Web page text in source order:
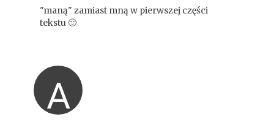
"maną" zamiast mną w pierwszej części
tekstu 🙂
A